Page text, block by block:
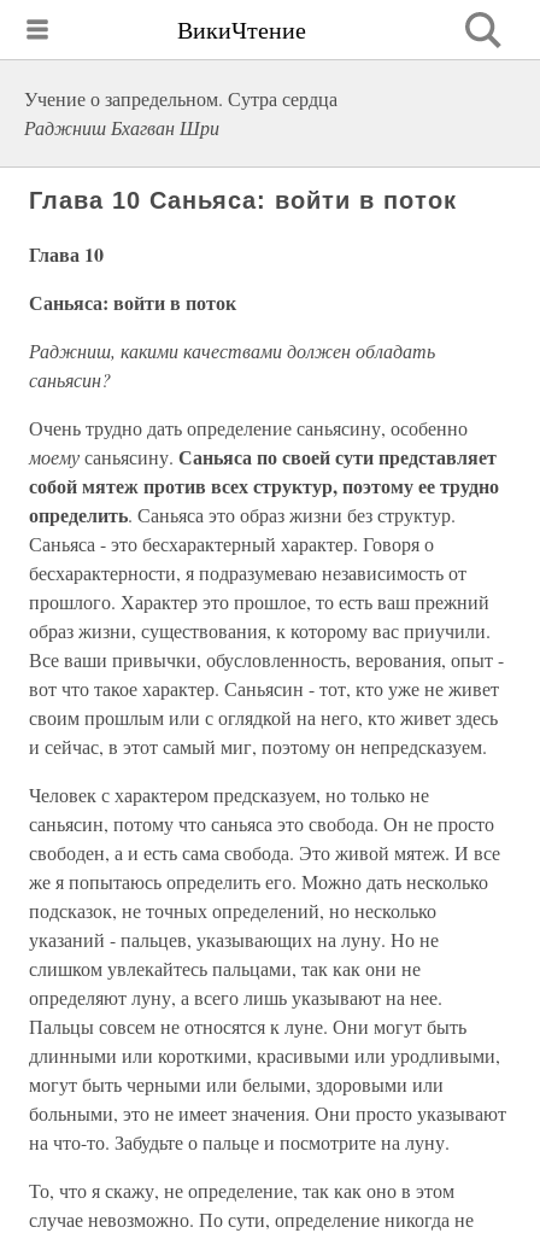
ВикиЧтение
Учение о запредельном. Сутра сердца
Раджниш Бхагван Шри
Глава 10 Саньяса: войти в поток
Глава 10
Саньяса: войти в поток
Раджниш, какими качествами должен обладать
саньясин?
Очень трудно дать определение саньясину, особенно
моемусаньясину. Саньяса по своей сути представляет
собой мятеж против всех структур, поэтому ее трудно
определить. Саньяса это образ жизни без структур.
Саньяса - это бесхарактерный характер. Говоря о
бесхарактерности, я подразумеваю независимость от
прошлого. Характер это прошлое, то есть ваш прежний
образ жизни, существования, к которому вас приучили.
Все ваши привычки, обусловленность, верования, опыт -
вот что такое характер. Саньясин - тот, кто уже не живет
своим прошлым или с оглядкой на него, кто живет здесь
и сейчас, в этот самый миг, поэтому он непредсказуем.
Человек с характером предсказуем, но только не
саньясин, потому что саньяса это свобода. Он не просто
свободен, а и есть сама свобода. Это живой мятеж. И все
же я попытаюсь определить его. Можно дать несколько
подсказок, не точных определений, но несколько
указаний - пальцев, указывающих на луну. Но не
слишком увлекайтесь пальцами, так как они не
определяют луну, а всего лишь указывают на нее.
Пальцы совсем не относятся к луне. Они могут быть
длинными или короткими, красивыми или уродливыми,
могут быть черными или белыми, здоровыми или
больными, это не имеет значения. Они просто указывают
на что-то. Забудьте о пальце и посмотрите на луну.
То, что я скажу, не определение, так как оно в этом
случае невозможно. По сути, определение никогда не